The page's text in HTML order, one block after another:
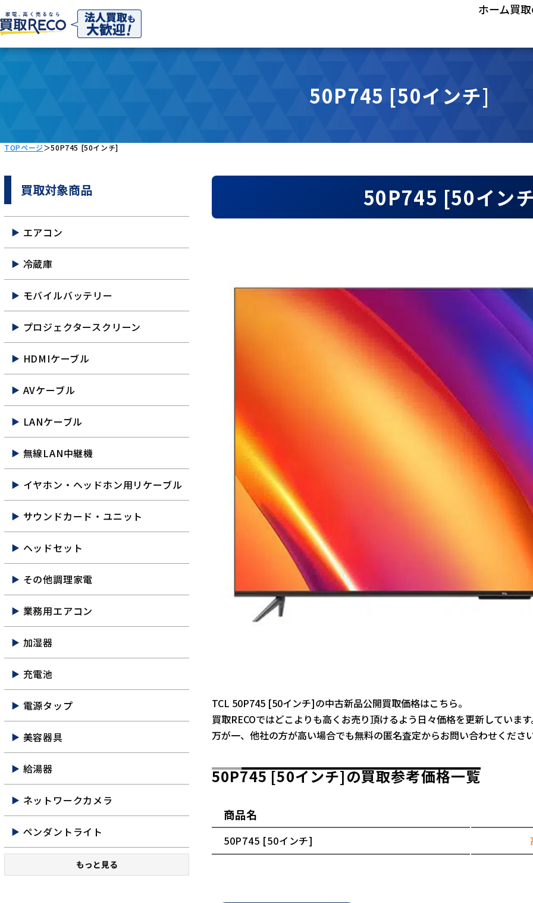
ホーム買
50P745 [50インチ]
TOPページ＞50P745 [50インチ]
50P745 [50イン
TCL 50P745 [50インチ]の中古新品公開買取価格はこちら。
買取RECOではどこよりも高くお売り頂けるよう日々価格を更新していま
万が一、他社の方が高い場合でも無料の匿名査定からお問い合わせくださ
50P745 [50インチ]の買取参考価格一覧
商品名
50P745 [50インチ]
買取対象商品
エアコン
冷蔵庫
モバイルバッテリー
プロジェクタースクリーン
HDMIケーブル
AVケーブル
LANケーブル
無線LAN中継機
イヤホン・ヘッドホン用リケーブル
サウンドカード・ユニット
ヘッドセット
その他調理家電
業務用エアコン
加湿器
充電池
電源タップ
美容器具
給湯器
ネットワークカメラ
ペンダントライト
もっと見る